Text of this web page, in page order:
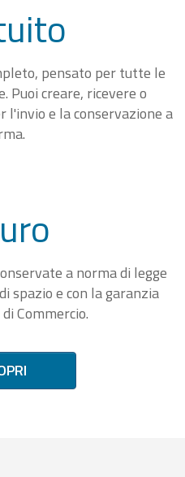
pensato per tutte le
Puoi creare, ricevere o
e la conservazione a
a norma di legge
spazio e con la garanzia
Commercio.